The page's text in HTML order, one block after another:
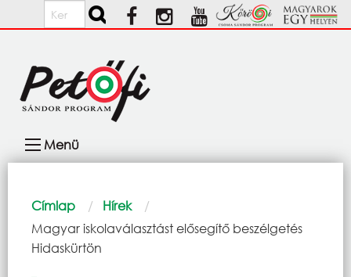
Ugrás a tartalomra
Keresés
navigáció
Menü
Morzsa
Címlap
Hírek
Current:
Magyar iskolaválasztást elősegítő beszélgetés
Hidaskürtön